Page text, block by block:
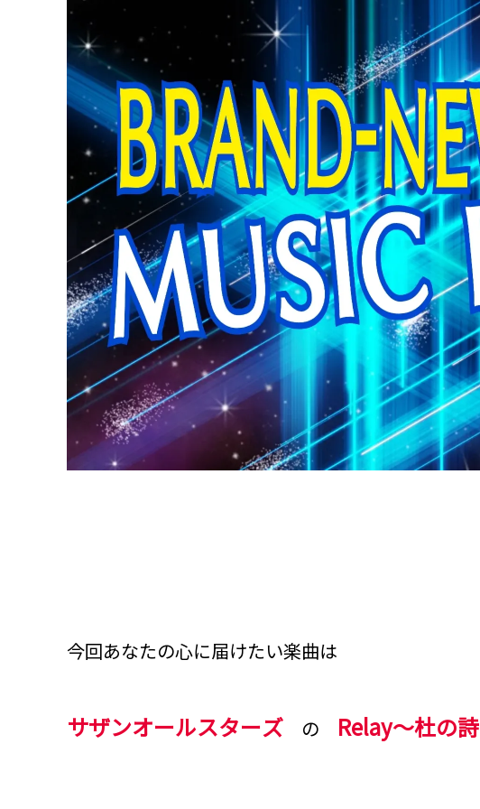
今回あなたの心に届けたい楽曲は
サザンオールスターズ の Relay～杜の詩